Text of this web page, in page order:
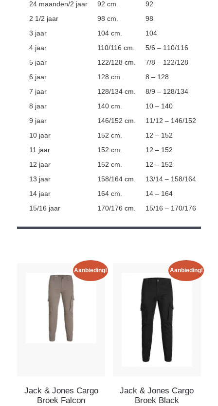
24 maanden/2 jaar 92 cm.
92
2 1/2 jaar
98 cm.
98
3 jaar
104 cm.
104
4 jaar
110/116 cm.
5/6 – 110/116
5 jaar
122/128 cm.
7/8 – 122/128
6 jaar
128 cm.
8 – 128
7 jaar
128/134 cm.
8/9 – 128/134
8 jaar
140 cm.
10 – 140
9 jaar
146/152 cm.
11/12 – 146/152
10 jaar
152 cm.
12 – 152
11 jaar
152 cm.
12 – 152
12 jaar
152 cm.
12 – 152
13 jaar
158/164 cm.
13/14 – 158/164
14 jaar
164 cm.
14 – 164
15/16 jaar
170/176 cm. 15/16 – 170/176
Aanbieding!
Jack & Jones Cargo
Broek Falcon
Aanbieding!
Jack & Jones Cargo
Broek Black